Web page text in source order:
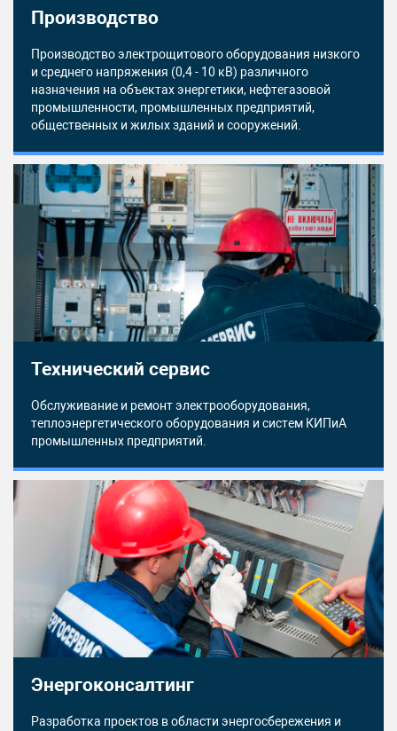
Производство
Производство электрощитового оборудования низкого
и среднего напряжения (0,4 - 10 кВ) различного
назначения на объектах энергетики, нефтегазовой
промышленности, промышленных предприятий,
общественных и жилых зданий и сооружений.
Технический сервис
Обслуживание и ремонт электрооборудования,
теплоэнергетического оборудования и систем КИПиА
промышленных предприятий.
Энергоконсалтинг
Разработка проектов в области энергосбережения и